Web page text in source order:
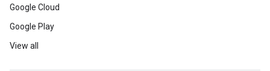
Google Cloud
Google Play
View all